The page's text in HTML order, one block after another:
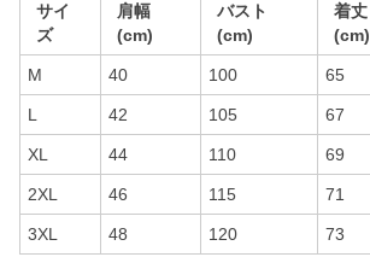
サイ
ズ
肩幅
(cm)
バスト
(cm)
着丈
(cm)
M 40 100 65
L 42 105 67
XL 44 110 69
2XL 46 115 71
3XL 48 120 73